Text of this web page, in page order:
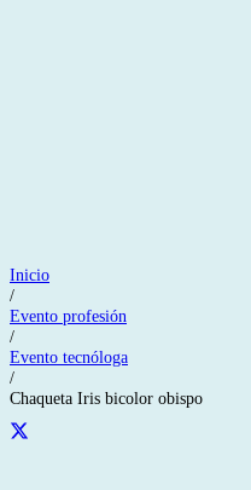
Inicio
/
Evento profesión
/
Evento tecnóloga
/
Chaqueta Iris bicolor obispo